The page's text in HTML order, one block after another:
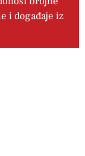
i događaje iz